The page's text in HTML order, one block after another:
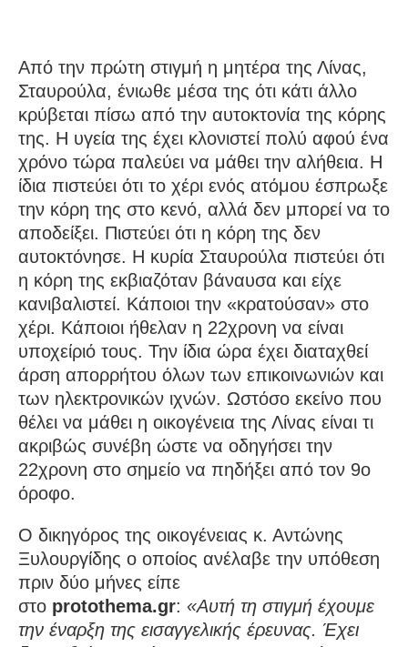
Από την πρώτη στιγμή η μητέρα της Λίνας,
Σταυρούλα, ένιωθε μέσα της ότι κάτι άλλο
κρύβεται πίσω από την αυτοκτονία της κόρης
της. Η υγεία της έχει κλονιστεί πολύ αφού ένα
χρόνο τώρα παλεύει να μάθει την αλήθεια. Η
ίδια πιστεύει ότι το χέρι ενός ατόμου έσπρωξε
την κόρη της στο κενό, αλλά δεν μπορεί να το
αποδείξει. Πιστεύει ότι η κόρη της δεν
αυτοκτόνησε. Η κυρία Σταυρούλα πιστεύει ότι
η κόρη της εκβιαζόταν βάναυσα και είχε
κανιβαλιστεί. Κάποιοι την «κρατούσαν» στο
χέρι. Κάποιοι ήθελαν η 22χρονη να είναι
υποχείριό τους. Την ίδια ώρα έχει διαταχθεί
άρση απορρήτου όλων των επικοινωνιών και
των ηλεκτρονικών ιχνών. Ωστόσο εκείνο που
θέλει να μάθει η οικογένεια της Λίνας είναι τι
ακριβώς συνέβη ώστε να οδηγήσει την
22χρονη στο σημείο να πηδήξει από τον 9ο
όροφο.
Ο δικηγόρος της οικογένειας κ. Αντώνης
Ξυλουργίδης ο οποίος ανέλαβε την υπόθεση
πριν δύο μήνες είπε
στο protothema.gr: «Αυτή τη στιγμή έχουμε
την έναρξη της εισαγγελικής έρευνας. Έχει